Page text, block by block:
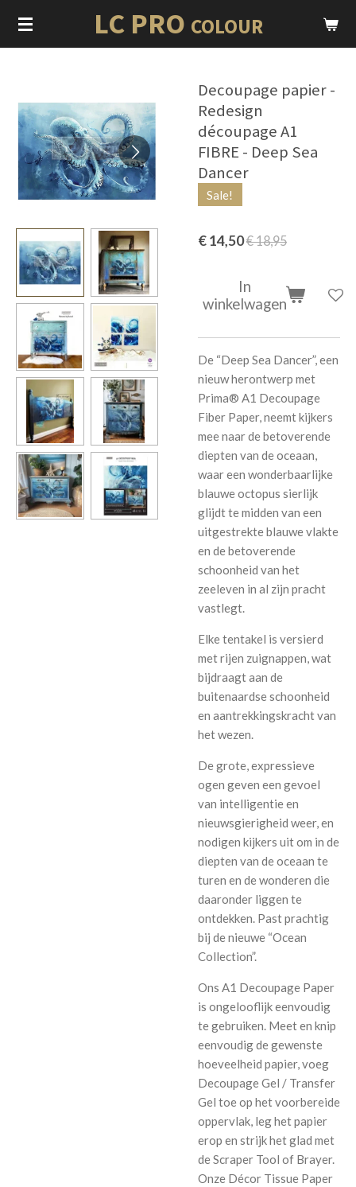
Ga
direct
LC PRO COLOUR
Decoupage papier -
Redesign
découpage A1
FIBRE - Deep Sea
Dancer
Sale!
€ 14,50€ 18,95
In
winkelwagen
De “Deep Sea Dancer”, een
nieuw herontwerp met
Prima® A1 Decoupage
Fiber Paper, neemt kijkers
mee naar de betoverende
diepten van de oceaan,
waar een wonderbaarlijke
blauwe octopus sierlijk
glijdt te midden van een
uitgestrekte blauwe vlakte
en de betoverende
schoonheid van het
zeeleven in al zijn pracht
vastlegt.
Elke tentakel is versierd
met rijen zuignappen, wat
bijdraagt ​​aan de
buitenaardse schoonheid
en aantrekkingskracht van
het wezen.
De grote, expressieve
ogen geven een gevoel
van intelligentie en
nieuwsgierigheid weer, en
nodigen kijkers uit om in de
diepten van de oceaan te
turen en de wonderen die
daaronder liggen te
ontdekken. Past prachtig
bij de nieuwe “Ocean
Collection”.
Ons A1 Decoupage Paper
is ongelooflijk eenvoudig
te gebruiken. Meet en knip
eenvoudig de gewenste
hoeveelheid papier, voeg
Decoupage Gel / Transfer
Gel toe op het voorbereide
oppervlak, leg het papier
erop en strijk het glad met
de Scraper Tool of Brayer.
Onze Décor Tissue Paper